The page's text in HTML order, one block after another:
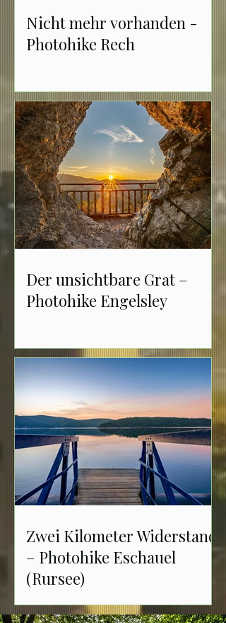
Nicht mehr vorhanden -
Photohike Rech
Der unsichtbare Grat –
Photohike Engelsley
Zwei Kilometer Widerstand
– Photohike Eschauel
(Rursee)